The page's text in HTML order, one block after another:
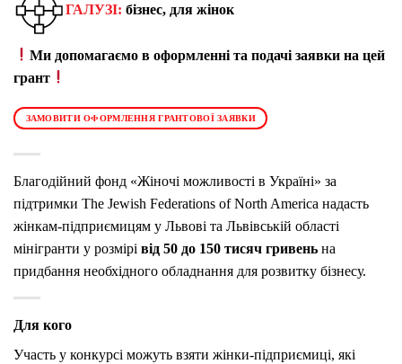
ГАЛУЗІ: бізнес, для жінок
Ми допомагаємо в оформленні та подачі заявки на цей
грант
ЗАМОВИТИ ОФОРМЛЕННЯ ГРАНТОВОЇ ЗАЯВКИ
Благодійний фонд «Жіночі можливості в Україні» за
підтримки The Jewish Federations of North America надасть
жінкам-підприємицям у Львові та Львівській області
мінігранти у розмірі від 50 до 150 тисяч гривень на
придбання необхідного обладнання для розвитку бізнесу.
Для кого
Участь у конкурсі можуть взяти жінки-підприємиці, які